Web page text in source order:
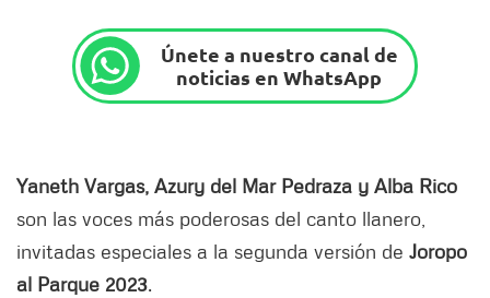
Únete a nuestro canal de
noticias en WhatsApp
Yaneth Vargas, Azury del Mar Pedraza y Alba Rico
son las voces más poderosas del canto llanero,
invitadas especiales a la segunda versión de Joropo
al Parque 2023.